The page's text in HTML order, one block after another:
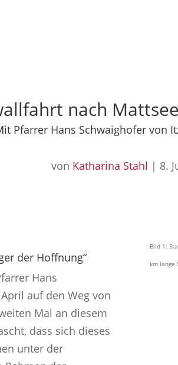
nach
Pfarrer Hans Schwaighofer von
von Katharina Stahl | 8.
der Hoffnung“
Hans
auf den Weg von
Mal an diesem
dass sich dieses
unter der
Bild 1:
km lange